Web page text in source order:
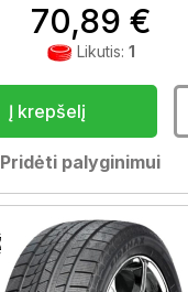
70,89 €
Likutis: 1
Į krepšelį
Pridėti palyginimui